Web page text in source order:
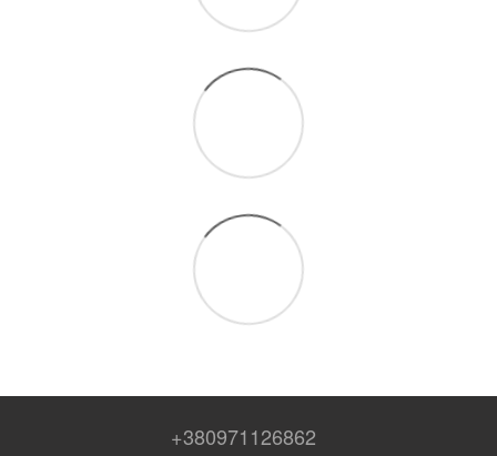
+380971126862